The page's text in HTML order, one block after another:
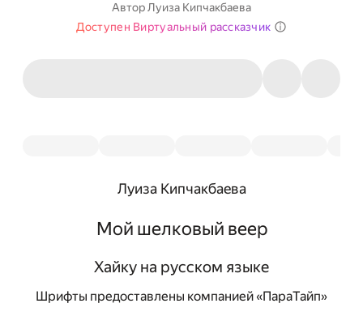
АвторЛуиза Кипчакбаева
Доступен Виртуальный рассказчик
Луиза Кипчакбаева
Мой шелковый веер
Хайку на русском языке
Шрифты предоставлены компанией «ПараТайп»